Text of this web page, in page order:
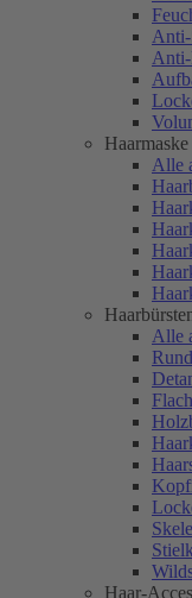
Anti-
Alle
Alle
Haar-